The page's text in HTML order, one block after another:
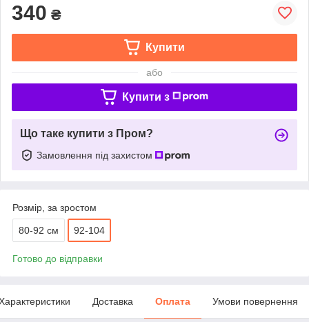
340 ₴
Купити
або
Купити з
Що таке купити з Пром?
Замовлення під захистом
Розмір, за зростом
80-92 см 92-104
Готово до відправки
Доставка Оплата Умови повернення